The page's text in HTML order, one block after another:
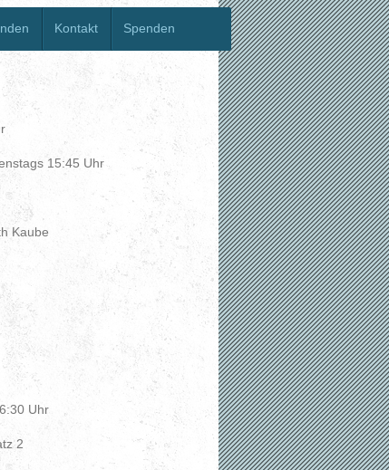
Kontakt Spenden
15:45 Uhr
Kaube
Uhr
2